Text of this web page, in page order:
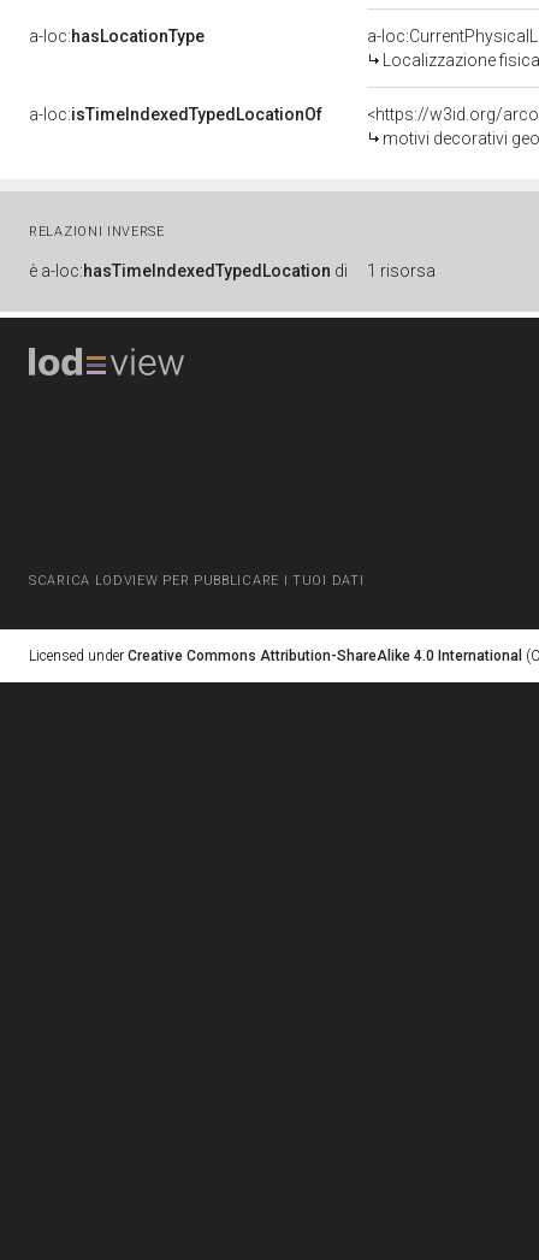
a-loc:hasLocationType
a-
Localizzazione
a-loc:isTimeIndexedTypedLocationOf
<https://w3id.org/
motivi decorativi
RELAZIONI INVERSE
è a-loc:hasTimeIndexedTypedLocation di 1 risorsa
SCARICA LODVIEW PER PUBBLICARE I TUOI DATI
Licensed under Creative Commons Attribution-ShareAlike 4.0 International